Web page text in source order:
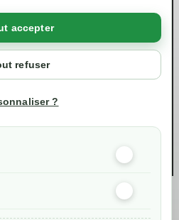
accepter
refuser
?
RGPD